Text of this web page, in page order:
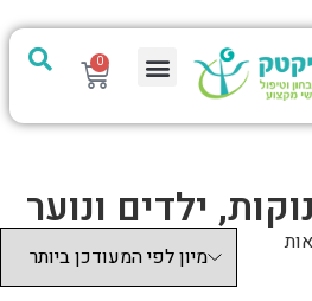
0
ילדים ונוער